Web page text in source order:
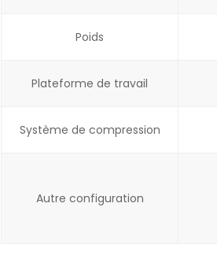
Poids
Plateforme de travail
Système de compression
Autre configuration